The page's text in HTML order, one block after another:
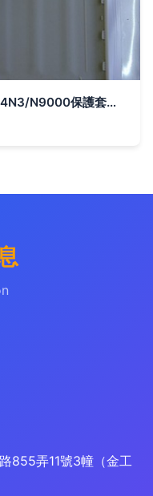
深圳市福田區康樂通信器材市場 H4N3/N9000保護套選購指南
855弄11號3幢（金工